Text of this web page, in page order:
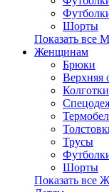
Шорты
Показать все
Женщинам
Брюки
Верхняя
Трусы
Шорты
Показать все